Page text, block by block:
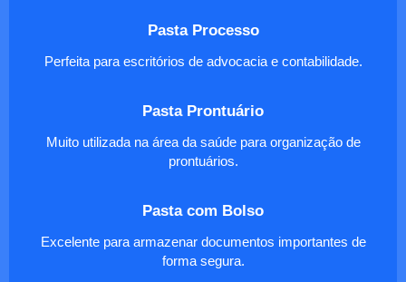
Pasta Processo
Perfeita para escritórios de advocacia e contabilidade.
Pasta Prontuário
Muito utilizada na área da saúde para organização de
prontuários.
Pasta com Bolso
Excelente para armazenar documentos importantes de
forma segura.